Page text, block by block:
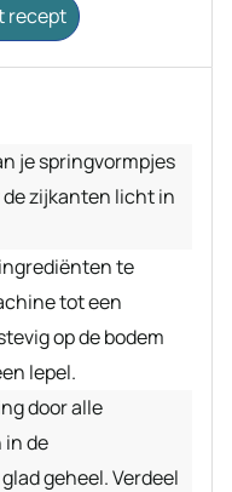
recept
je springvormpjes
zijkanten licht in
te
tot een
op de bodem
lepel.
door alle
de
geheel. Verdeel